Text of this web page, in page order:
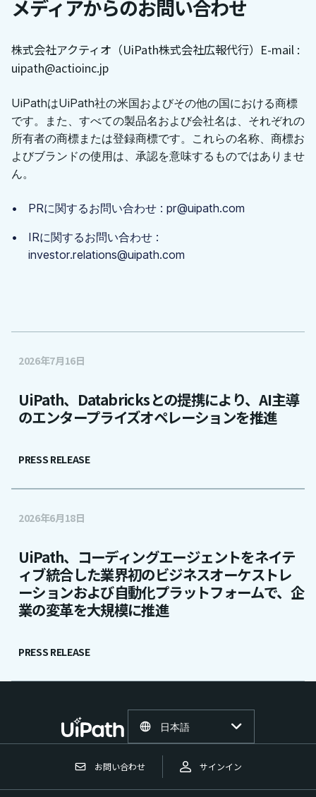
メディアからのお問い合わせ
株式会社アクティオ（UiPath株式会社広報代行） E-mail :
uipath@actioinc.jp
UiPathはUiPath社の米国およびその他の国における商標
です。また、すべての製品名および会社名は、それぞれの
所有者の商標または登録商標です。これらの名称、商標お
よびブランドの使用は、承認を意味するものではありませ
ん。
PRに関するお問い合わせ : pr@uipath.com
IRに関するお問い合わせ :
investor.relations@uipath.com
2026年7月16日
UiPath、Databricksとの提携により、AI主導
のエンタープライズオペレーションを推進
PRESS RELEASE
2026年6月18日
UiPath、コーディングエージェントをネイテ
ィブ統合した業界初のビジネスオーケストレ
ーションおよび自動化プラットフォームで、企
業の変革を大規模に推進
PRESS RELEASE
お問い合わせ サインイン
日本語